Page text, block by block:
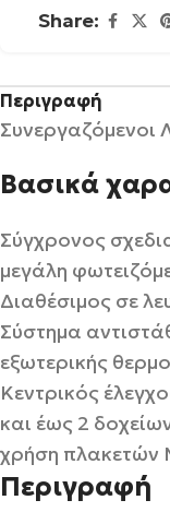
Share:
Περιγραφή
Συνεργαζόμενοι
Βασικά
Σύγχρονος
μεγάλη
Διαθέσιμος σε
Σύστημα
εξωτερικής
Κεντρικός
και έως 2
χρήση πλακετών
Περιγραφή